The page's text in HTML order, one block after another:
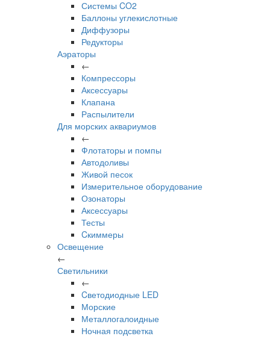
Системы CO2
Баллоны углекислотные
Диффузоры
Редукторы
Аэраторы
←
Компрессоры
Аксессуары
Клапана
Распылители
Для морских аквариумов
←
Флотаторы и помпы
Автодоливы
Живой песок
Измерительное оборудование
Озонаторы
Аксессуары
Тесты
Cкиммеры
Освещение
←
Светильники
←
Cветодиодные LED
Морские
Металлогалоидные
Ночная подсветка